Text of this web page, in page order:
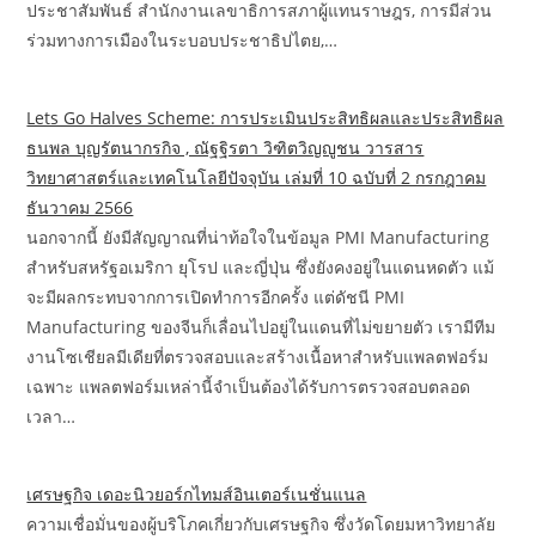
ประชาสัมพันธ์ สำนักงานเลขาธิการสภาผู้แทนราษฎร, การมีส่วน
ร่วมทางการเมืองในระบอบประชาธิปไตย,…
Lets Go Halves Scheme: การประเมินประสิทธิผลและประสิทธิผล
ธนพล บุญรัตนากรกิจ , ณัฐฐิรตา วิฑิตวิญญูชน วารสาร
วิทยาศาสตร์และเทคโนโลยีปัจจุบัน เล่มที่ 10 ฉบับที่ 2 กรกฎาคม
ธันวาคม 2566
นอกจากนี้ ยังมีสัญญาณที่น่าท้อใจในข้อมูล PMI Manufacturing
สำหรับสหรัฐอเมริกา ยุโรป และญี่ปุ่น ซึ่งยังคงอยู่ในแดนหดตัว แม้
จะมีผลกระทบจากการเปิดทำการอีกครั้ง แต่ดัชนี PMI
Manufacturing ของจีนก็เลื่อนไปอยู่ในแดนที่ไม่ขยายตัว เรามีทีม
งานโซเชียลมีเดียที่ตรวจสอบและสร้างเนื้อหาสำหรับแพลตฟอร์ม
เฉพาะ แพลตฟอร์มเหล่านี้จำเป็นต้องได้รับการตรวจสอบตลอด
เวลา…
เศรษฐกิจ เดอะนิวยอร์กไทมส์อินเตอร์เนชั่นแนล
ความเชื่อมั่นของผู้บริโภคเกี่ยวกับเศรษฐกิจ ซึ่งวัดโดยมหาวิทยาลัย